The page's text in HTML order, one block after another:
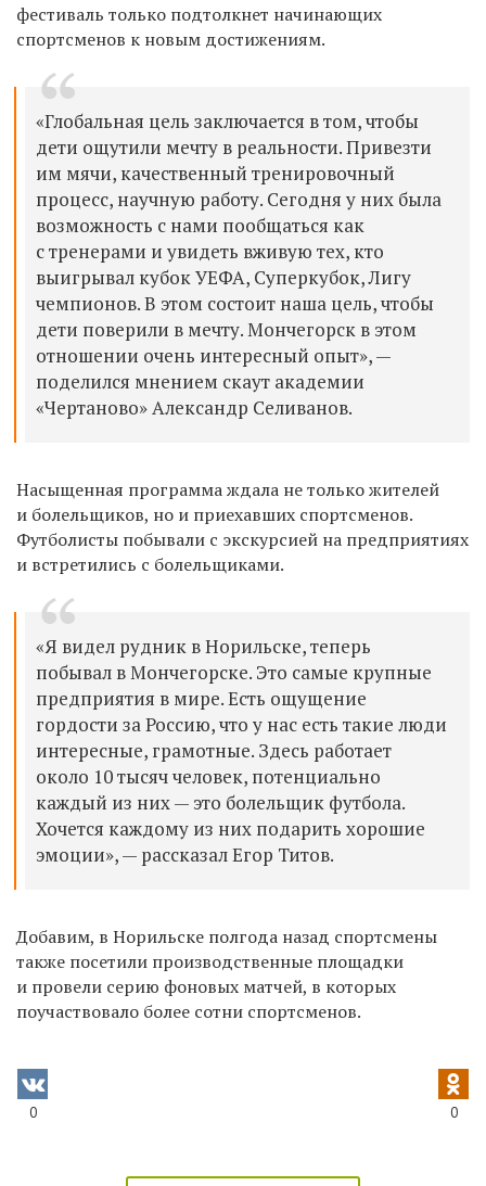
фестиваль только подтолкнет начинающих
спортсменов к новым достижениям.
«Глобальная цель заключается в том, чтобы
дети ощутили мечту в реальности. Привезти
им мячи, качественный тренировочный
процесс, научную работу. Сегодня у них была
возможность с нами пообщаться как
с тренерами и увидеть вживую тех, кто
выигрывал кубок УЕФА, Суперкубок, Лигу
чемпионов. В этом состоит наша цель, чтобы
дети поверили в мечту. Мончегорск в этом
отношении очень интересный опыт», —
поделился мнением скаут академии
«Чертаново» Александр Селиванов.
Насыщенная программа ждала не только жителей
и болельщиков, но и приехавших спортсменов.
Футболисты побывали с экскурсией на предприятиях
и встретились с болельщиками.
«Я видел рудник в Норильске, теперь
побывал в Мончегорске. Это самые крупные
предприятия в мире. Есть ощущение
гордости за Россию, что у нас есть такие люди
интересные, грамотные. Здесь работает
около 10 тысяч человек, потенциально
каждый из них — это болельщик футбола.
Хочется каждому из них подарить хорошие
эмоции», — рассказал Егор Титов.
Добавим, в Норильске полгода назад спортсмены
также посетили производственные площадки
и провели серию фоновых матчей, в которых
поучаствовало более сотни спортсменов.
0 0